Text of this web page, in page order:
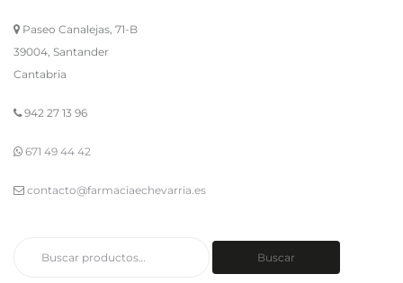
Paseo Canalejas, 71-B
39004, Santander
Cantabria
942 27 13 96
671 49 44 42
contacto@farmaciaechevarria.es
Buscar